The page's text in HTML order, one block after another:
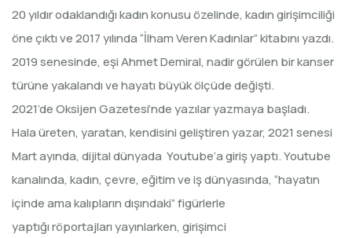
20 yıldır odaklandığı kadın konusu özelinde, kadın girişimciliği
öne çıktı ve 2017 yılında “İlham Veren Kadınlar” kitabını yazdı.
2019 senesinde, eşi Ahmet Demiral, nadir görülen bir kanser
türüne yakalandı ve hayatı büyük ölçüde değişti.
2021’de Oksijen Gazetesi’nde yazılar yazmaya başladı.
Hala üreten, yaratan, kendisini geliştiren yazar, 2021 senesi
Mart ayında, dijital dünyada Youtube’a giriş yaptı. Youtube
kanalında, kadın, çevre, eğitim ve iş dünyasında, “hayatın
içinde ama kalıpların dışındaki” figürlerle
yaptığı röportajları yayınlarken, girişimci